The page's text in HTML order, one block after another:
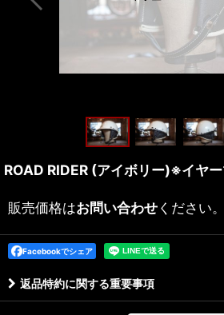
ROAD RIDER (アイボリー)※イヤー
販売価格はお問い合わせください。
Facebookでシェア
返品特約に関する重要事項